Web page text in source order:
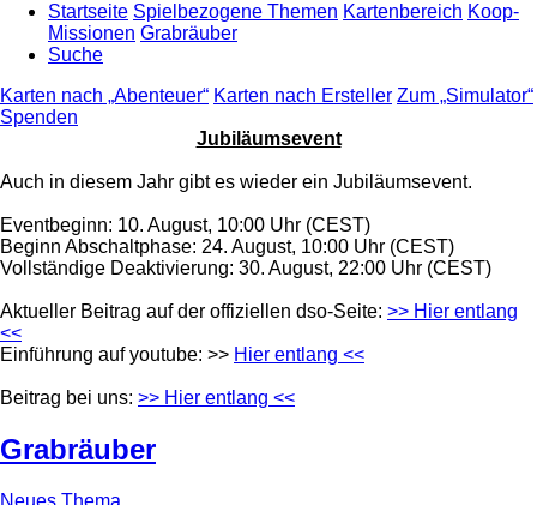
Startseite Spielbezogene Themen Kartenbereich Koop-
Missionen Grabräuber
Suche
Karten nach „Abenteuer“ Karten nach Ersteller Zum „Simulator“
Spenden
Jubiläumsevent
Auch in diesem Jahr gibt es wieder ein Jubiläumsevent.
Eventbeginn: 10. August, 10:00 Uhr (CEST)
Beginn Abschaltphase: 24. August, 10:00 Uhr (CEST)
Vollständige Deaktivierung: 30. August, 22:00 Uhr (CEST)
Aktueller Beitrag auf der offiziellen dso-Seite: >> Hier entlang
<<
Einführung auf youtube: >> Hier entlang <<
Beitrag bei uns: >> Hier entlang <<
Grabräuber
Neues Thema